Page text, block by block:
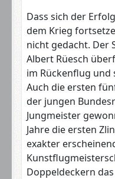
Dass sich der
dem Krieg
nicht gedacht. Der
Albert Rüesch
im Rückenflug und
Auch die ersten
der jungen
Jungmeister
Jahre die ersten
exakter
Doppeldeckern